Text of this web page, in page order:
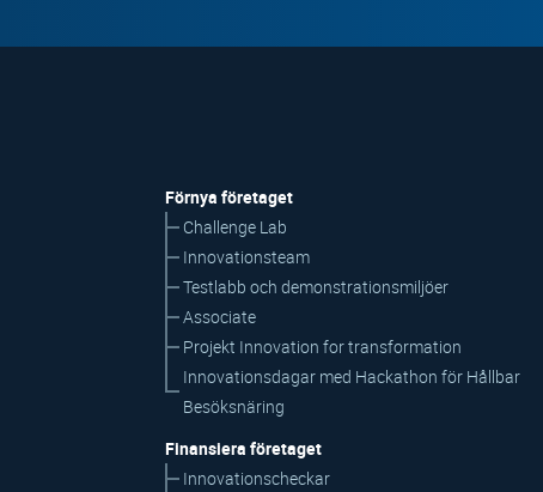
Förnya företaget
Challenge Lab
Innovationsteam
Testlabb och demonstrationsmiljöer
Associate
Projekt Innovation for transformation
Innovationsdagar med Hackathon för Hållbar
Besöksnäring
Finansiera företaget
Innovationscheckar